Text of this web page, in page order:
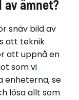
ämnet?
snäv bild av
att teknik
att uppnå en
som vi
enheterna, se
lösa allt som